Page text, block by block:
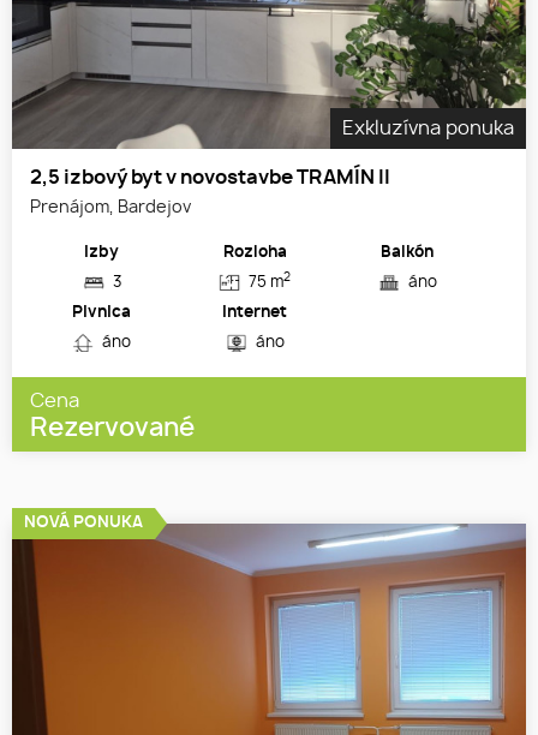
Exkluzívna ponuka
2,5 izbový byt v novostavbe TRAMÍN II
Prenájom, Bardejov
Izby
3
Rozloha
75 m2
Balkón
áno
Pivnica
áno
Internet
áno
Cena
Rezervované
NOVÁ PONUKA